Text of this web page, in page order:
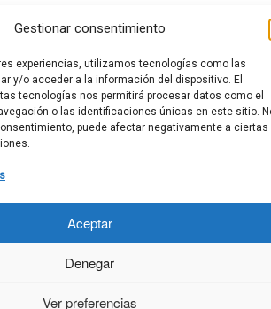
Gestionar consentimiento
experiencias, utilizamos tecnologías como las
y/o acceder a la información del dispositivo. El
tecnologías nos permitirá procesar datos como el
o las identificaciones únicas en este sitio.
puede afectar negativamente a ciertas
Aceptar
Denegar
Ver preferencias